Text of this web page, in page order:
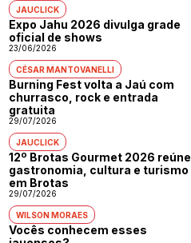
JAUCLICK
Expo Jahu 2026 divulga grade
oficial de shows
23/06/2026
CÉSAR MANTOVANELLI
Burning Fest volta a Jaú com
churrasco, rock e entrada
gratuita
29/07/2026
JAUCLICK
12º Brotas Gourmet 2026 reúne
gastronomia, cultura e turismo
em Brotas
29/07/2026
WILSON MORAES
Vocês conhecem esses